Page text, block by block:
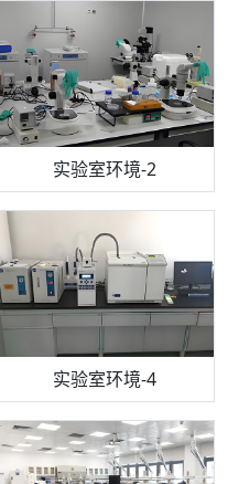
实验室环境-2
实验室环境-4
机构质检技术员-2
机构质检技术员-4
电感耦合等离子体光谱仪
流式细胞仪